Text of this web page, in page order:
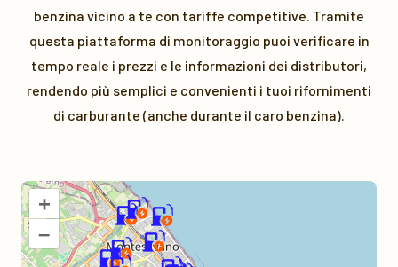
benzina vicino a te con tariffe competitive. Tramite
questa piattaforma di monitoraggio puoi verificare in
tempo reale i prezzi e le informazioni dei distributori,
rendendo più semplici e convenienti i tuoi rifornimenti
di carburante (anche durante il caro benzina).
+
–